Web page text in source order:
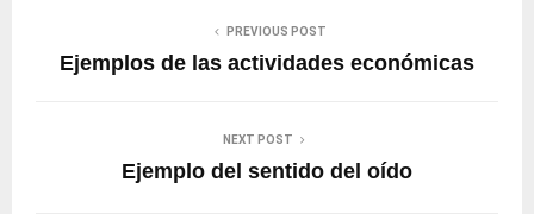
PREVIOUS POST
Ejemplos de las actividades económicas
NEXT POST
Ejemplo del sentido del oído